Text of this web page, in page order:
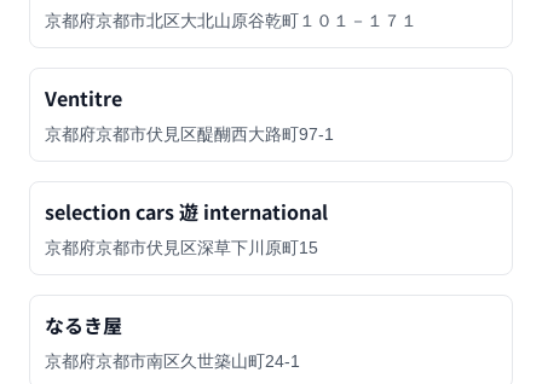
京都府京都市北区大北山原谷乾町１０１－１７１
Ventitre
京都府京都市伏見区醍醐西大路町97-1
selection cars 遊 international
京都府京都市伏見区深草下川原町15
なるき屋
京都府京都市南区久世築山町24-1